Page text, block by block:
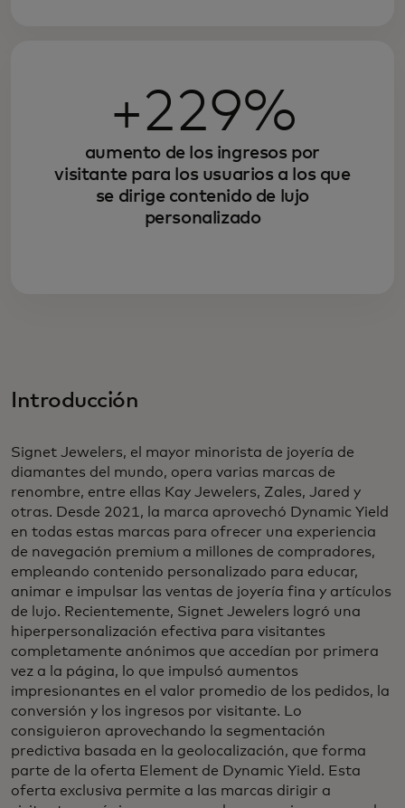
+229%
aumento de los ingresos por
visitante para los usuarios a los que
se dirige contenido de lujo
personalizado
Introducción
Signet Jewelers, el mayor minorista de joyería de
diamantes del mundo, opera varias marcas de
renombre, entre ellas Kay Jewelers, Zales, Jared y
otras. Desde 2021, la marca aprovechó Dynamic Yield
en todas estas marcas para ofrecer una experiencia
de navegación premium a millones de compradores,
empleando contenido personalizado para educar,
animar e impulsar las ventas de joyería fina y artículos
de lujo. Recientemente, Signet Jewelers logró una
hiperpersonalización efectiva para visitantes
completamente anónimos que accedían por primera
vez a la página, lo que impulsó aumentos
impresionantes en el valor promedio de los pedidos, la
conversión y los ingresos por visitante. Lo
consiguieron aprovechando la segmentación
predictiva basada en la geolocalización, que forma
parte de la oferta Element de Dynamic Yield. Esta
oferta exclusiva permite a las marcas dirigir a